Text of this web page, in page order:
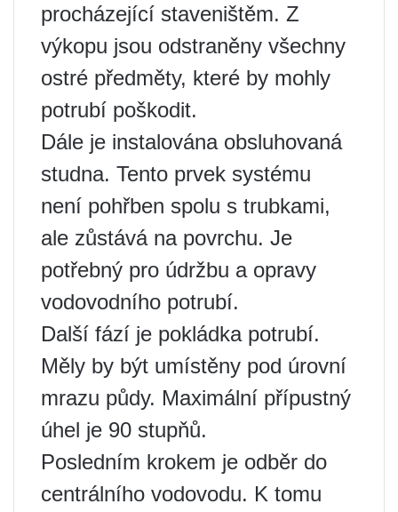
procházející staveništěm. Z
výkopu jsou odstraněny všechny
ostré předměty, které by mohly
potrubí poškodit.
Dále je instalována obsluhovaná
studna. Tento prvek systému
není pohřben spolu s trubkami,
ale zůstává na povrchu. Je
potřebný pro údržbu a opravy
vodovodního potrubí.
Další fází je pokládka potrubí.
Měly by být umístěny pod úrovní
mrazu půdy. Maximální přípustný
úhel je 90 stupňů.
Posledním krokem je odběr do
centrálního vodovodu. K tomu